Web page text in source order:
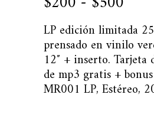
de
hasta
LP edición limitada
prensado en vinilo
12″ + inserto. Tarjeta
de mp3 gratis +
MR001 LP, Estéreo,